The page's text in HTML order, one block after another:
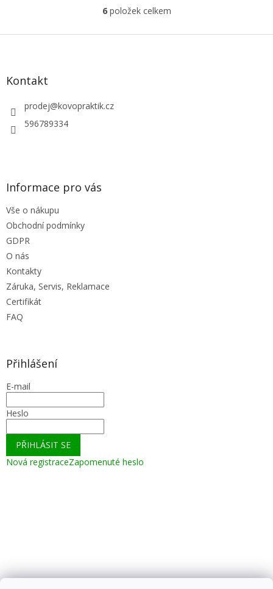
O
l
6položek celkem
Z
Kontakt
prodej@kovopraktik.cz
596789334
Informace pro vás
Vše o nákupu
Obchodní podmínky
GDPR
O nás
Kontakty
Záruka, Servis, Reklamace
Certifikát
FAQ
Přihlášení
E-mail
Heslo
PŘIHLÁSIT SE
Nová registraceZapomenuté heslo